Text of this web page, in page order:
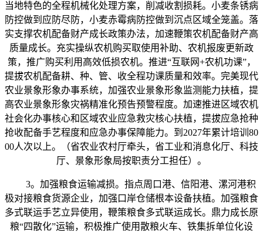
当地特色的全程机械化处理方案，削减收割损耗。小麦条锈病
防控做到应防尽防，小麦赤霉病防控做到沉点区域全笼盖。落
实支撑农机配备财产成长政策办法，加速鞭策农机配备财产高
质量成长。充实操纵农机购买取使用补助、农机报废更新政
策，推广购买利用高效低损农机。推进“互联网+农机功课”，
提拔农机配备耕、种、管、收全程功课质量和效率。完美现代
农业景象形象办事系统，加强农业景象形象监测能力扶植，提
高农业景象形象灾祸精准化预告预警程度。加速推进区域农机
社会化办事核心和区域农业应急救灾核心扶植，提拔应急抢种
抢收配备手艺程度和应急办事保障能力。到2027年累计培训80
00人次以上。（省农业农村厅牵头，省工业和消息化厅、科技
厅、景象形象局按职责分工担任）。
3。加强粮食运输减损。指点周口港、信阳港、漯河港积
极对接粮食货源企业，加强口岸仓储根本设备扶植。加强粮食
多式联运手艺立异使用，鞭策粮食多式联运成长。鼎力成长原
粮“四散化”运输，积极推广使用散粮火车、铁集拆单位化设